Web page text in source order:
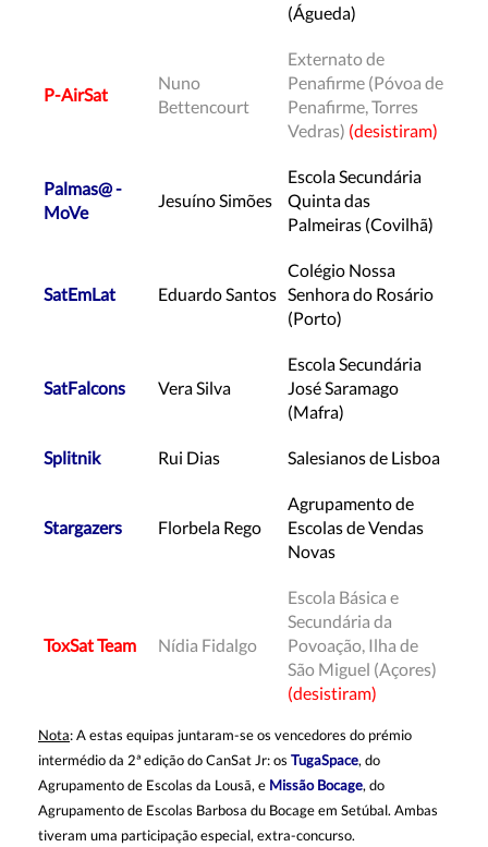
(Águeda)
P-AirSat
Nuno
Bettencourt
Externato de
Penafirme (Póvoa de
Penafirme, Torres
Vedras) (desistiram)
Palmas@ -
MoVe
Jesuíno Simões
Escola Secundária
Quinta das
Palmeiras (Covilhã)
SatEmLat Eduardo Santos
Colégio Nossa
Senhora do Rosário
(Porto)
SatFalcons Vera Silva
Escola Secundária
José Saramago
(Mafra)
Splitnik Rui Dias Salesianos de Lisboa
Stargazers Florbela Rego
Agrupamento de
Escolas de Vendas
Novas
ToxSat Team Nídia Fidalgo
Escola Básica e
Secundária da
Povoação, Ilha de
São Miguel (Açores)
(desistiram)
Nota: A estas equipas juntaram-se os vencedores do prémio
intermédio da 2ª edição do CanSat Jr: os TugaSpace, do
Agrupamento de Escolas da Lousã, e Missão Bocage, do
Agrupamento de Escolas Barbosa du Bocage em Setúbal. Ambas
tiveram uma participação especial, extra-concurso.